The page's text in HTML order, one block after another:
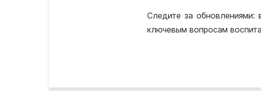
Следите за обновлениями:
ключевым вопросам